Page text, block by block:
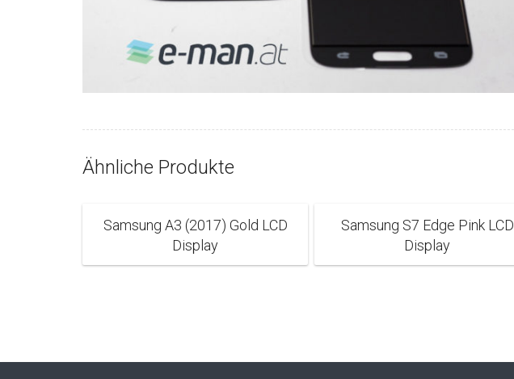
Ähnliche Produkte
Samsung A3 (2017) Gold LCD
Display
Samsung S7 Edge Pink LCD
Display